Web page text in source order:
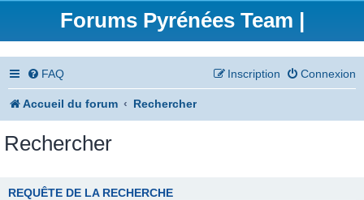
Forums Pyrénées Team |
FAQ Connexion
Inscription
Accueil du forum Rechercher
Rechercher
REQUÊTE DE LA RECHERCHE